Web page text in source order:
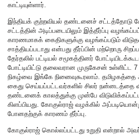
காட்டியுள்ளார்.
இந்தியக் குற்றவியல் தண்டனைச் சட்டத்தோடு
சட்டத்தின் அடிப்படையிலும் இத்தீர்ப்பு
காரணமாகக் கைதிகளுக்கு வழங்கப்படும்
சாத்தியப்படாது என்பது தீர்ப்பின் மற்றொரு
தேர்தலில் பட்டியல் சமூகத்தினர்
போட்டியிட்டு தலைவரான முருகேசன் உள்ளிட்ட
நிகழ்வை இங்கே நினைவுகூரலாம்.
கைது செய்யப்பட்டவர்களில் சிலர் நன்னடத்தை
தண்டனைக் காலத்துக்கு முன்பே
கிளப்பியது. கோகுல்ராஜ் வழக்கில்
போனதற்குக் காரணம் தீர்ப்பு.
கோகுல்ராஜ் கொல்லப்பட்டது உறுதி என்றால்